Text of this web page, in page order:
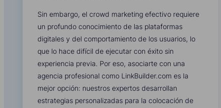
Sin embargo, el crowd marketing efectivo requiere
un profundo conocimiento de las plataformas
digitales y del comportamiento de los usuarios, lo
que lo hace difícil de ejecutar con éxito sin
experiencia previa. Por eso, asociarte con una
agencia profesional como LinkBuilder.com es la
mejor opción: nuestros expertos desarrollan
estrategias personalizadas para la colocación de